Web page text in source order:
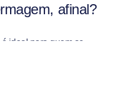
afinal?
ideal para quem se